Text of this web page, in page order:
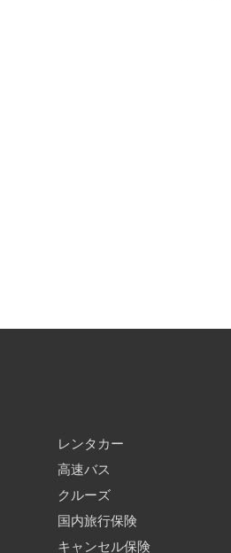
レンタカー
高速バス
クルーズ
国内旅行保険
キャンセル保険